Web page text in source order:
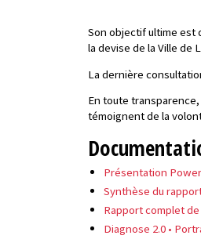
Son objectif ultime est
la devise de la Ville de
La dernière
En toute
témoignent de la
Présentation
Synthèse du
Rapport complet
Diagnose 2.0 •